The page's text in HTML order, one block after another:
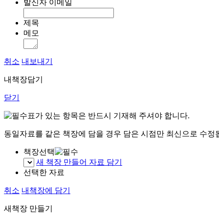
발신자 이메일
제목
메모
취소 내보내기
내책장담기
닫기
표가 있는 항목은 반드시 기재해 주셔야 합니다.
동일자료를 같은 책장에 담을 경우 담은 시점만 최신으로 수정
책장선택
새 책장 만들어 자료 담기
선택한 자료
취소 내책장에 담기
새책장 만들기